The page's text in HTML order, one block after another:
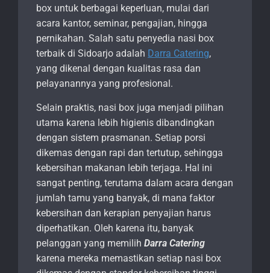
box untuk berbagai keperluan, mulai dari
acara kantor, seminar, pengajian, hingga
pernikahan. Salah satu penyedia nasi box
terbaik di Sidoarjo adalah Darra Catering,
yang dikenal dengan kualitas rasa dan
pelayanannya yang profesional.
Selain praktis, nasi box juga menjadi pilihan
utama karena lebih higienis dibandingkan
dengan sistem prasmanan. Setiap porsi
dikemas dengan rapi dan tertutup, sehingga
kebersihan makanan lebih terjaga. Hal ini
sangat penting, terutama dalam acara dengan
jumlah tamu yang banyak, di mana faktor
kebersihan dan kerapian penyajian harus
diperhatikan. Oleh karena itu, banyak
pelanggan yang memilih Darra Catering
karena mereka memastikan setiap nasi box